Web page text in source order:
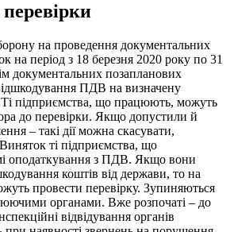
на проведення документальних
на період з 18 березня 2020 року по 31
документальних позапланових
ПДВ на визначену
Ті підприємства, що працюють, можуть
до перевірки. Якщо допустили й
– такі дії можна скасувати,
ті підприємства, що
оподаткування з ПДВ. Якщо вони
коштів від держави, то на
провести перевірку. Зупиняються
органами. Вже розпочаті – до
відвідування органів